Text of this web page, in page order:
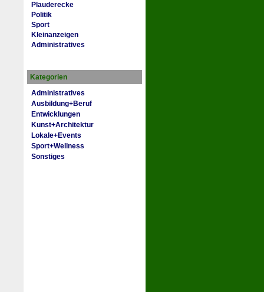
Plauderecke
Politik
Sport
Kleinanzeigen
Administratives
Kategorien
Administratives
Ausbildung+Beruf
Entwicklungen
Kunst+Architektur
Lokale+Events
Sport+Wellness
Sonstiges